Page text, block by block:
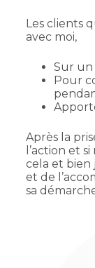
Les clients
avec moi,
Sur un
Pour
Après la
l’action et
cela et bien
et de
sa